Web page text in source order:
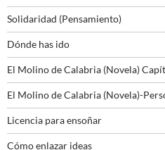
Solidaridad (Pensamiento)
Dónde has ido
El Molino de Calabria (Novela)
El Molino de Calabria (Novela)-
Licencia para ensoñar
Cómo enlazar ideas